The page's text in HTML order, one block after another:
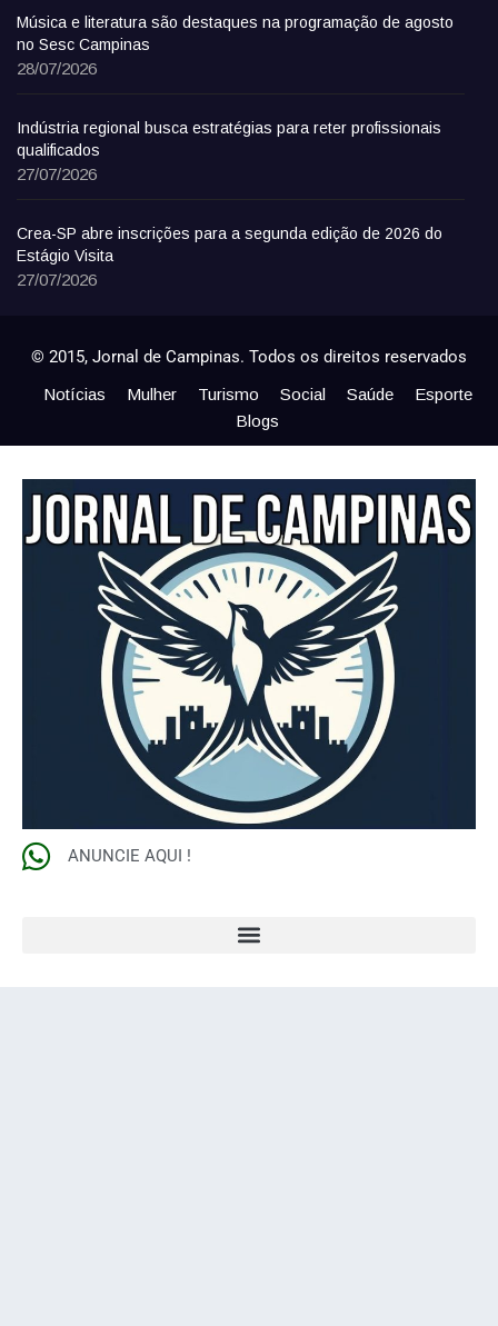
Música e literatura são destaques na programação de agosto
no Sesc Campinas
28/07/2026
Indústria regional busca estratégias para reter profissionais
qualificados
27/07/2026
Crea-SP abre inscrições para a segunda edição de 2026 do
Estágio Visita
27/07/2026
© 2015, Jornal de Campinas. Todos os direitos reservados
Notícias Mulher Turismo Social Saúde
Esporte
Blogs
ANUNCIE AQUI !